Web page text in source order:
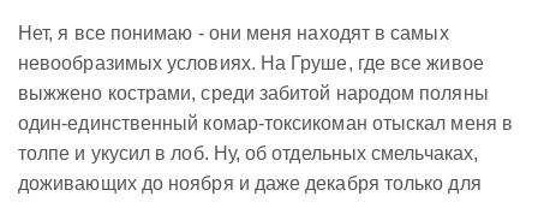
Нет, я все понимаю - они меня находят в самых
невообразимых условиях. На Груше, где все живое
выжжено кострами, среди забитой народом поляны
один-единственный комар-токсикоман отыскал меня в
толпе и укусил в лоб. Ну, об отдельных смельчаках,
доживающих до ноября и даже декабря только для